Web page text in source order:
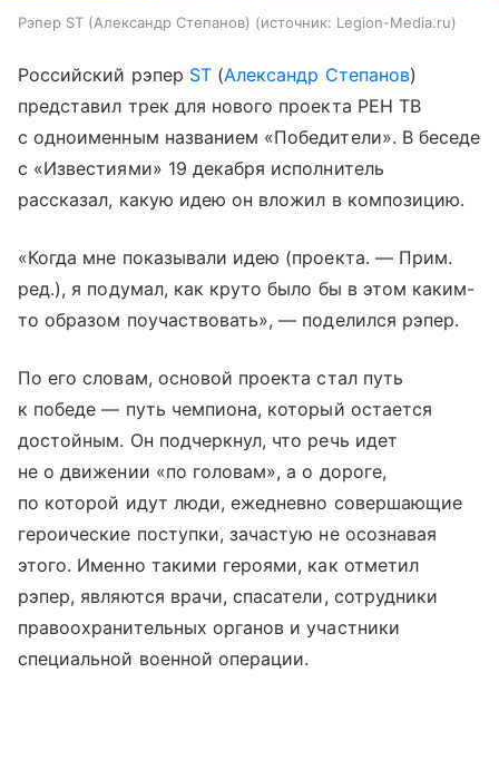
Рэпер ST (Александр Степанов) источник: Legion-Media.ru
Российский рэпер ST(Александр Степанов)
представил трек для нового проекта РЕН ТВ
с одноименным названием «Победители». В беседе
с «Известиями» 19 декабря исполнитель
рассказал, какую идею он вложил в композицию.
«Когда мне показывали идею (проекта. — Прим.
ред.), я подумал, как круто было бы в этом каким-
то образом поучаствовать», — поделился рэпер.
По его словам, основой проекта стал путь
к победе — путь чемпиона, который остается
достойным. Он подчеркнул, что речь идет
не о движении «по головам», а о дороге,
по которой идут люди, ежедневно совершающие
героические поступки, зачастую не осознавая
этого. Именно такими героями, как отметил
рэпер, являются врачи, спасатели, сотрудники
правоохранительных органов и участники
специальной военной операции.